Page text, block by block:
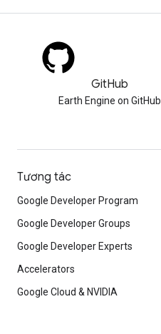
GitHub
Earth Engine on GitHub
Tương tác
Google Developer Program
Google Developer Groups
Google Developer Experts
Accelerators
Google Cloud & NVIDIA